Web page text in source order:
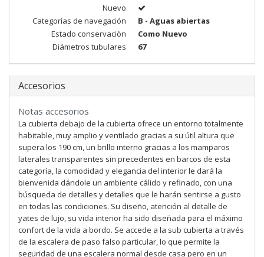
Nuevo
Categorías de navegación
B - Aguas abiertas
Estado conservaciòn
Como Nuevo
Diámetros tubulares
67
Accesorios
Notas accesorios
La cubierta debajo de la cubierta ofrece un entorno totalmente
habitable, muy amplio y ventilado gracias a su útil altura que
supera los 190 cm, un brillo interno gracias a los mamparos
laterales transparentes sin precedentes en barcos de esta
categoría, la comodidad y elegancia del interior le dará la
bienvenida dándole un ambiente cálido y refinado, con una
búsqueda de detalles y detalles que le harán sentirse a gusto
en todas las condiciones. Su diseño, atención al detalle de
yates de lujo, su vida interior ha sido diseñada para el máximo
confort de la vida a bordo. Se accede a la sub cubierta a través
de la escalera de paso falso particular, lo que permite la
seguridad de una escalera normal desde casa pero en un